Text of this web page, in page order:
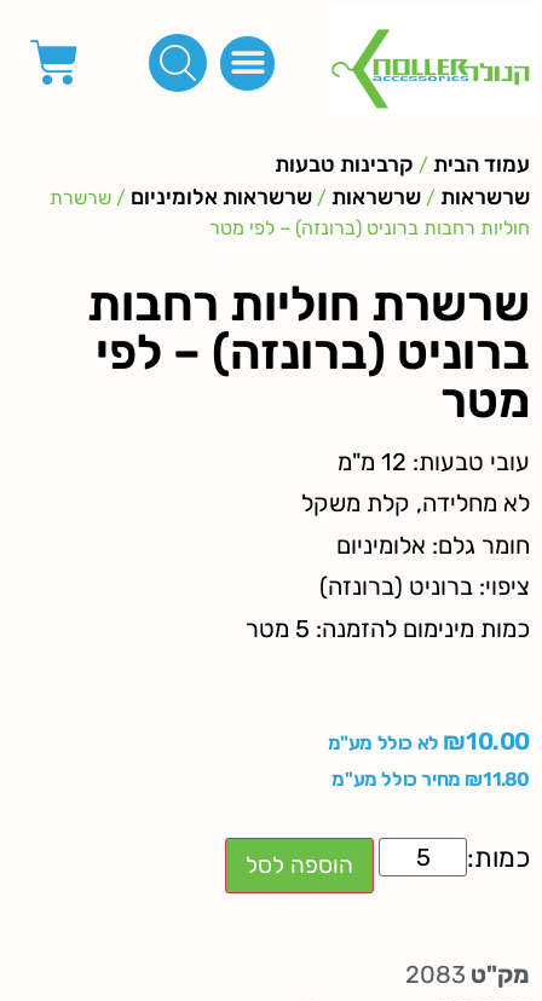
עמוד הבית / קרבינות טבעות
שרשראות / שרשראות / שרשראות אלומיניום / שרשרת
חוליות רחבות ברוניט (ברונזה) – לפי מטר
שרשרת חוליות רחבות
ברוניט (ברונזה) – לפי
מטר
עובי טבעות: 12 מ"מ
לא מחלידה, קלת משקל
חומר גלם: אלומיניום
ציפוי: ברוניט (ברונזה)
כמות מינימום להזמנה: 5 מטר
₪10.00
לא כולל מע"מ
₪11.80 מחיר כולל מע"מ
הוספה לסל
מק"ט 2083